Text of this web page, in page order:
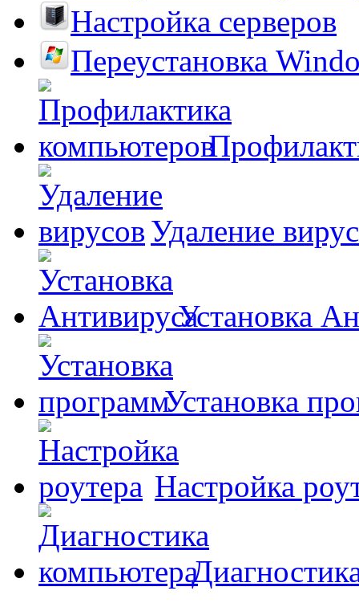
Настройка серверов
Переустановка
Удаление
Установка
Установка
Настройка